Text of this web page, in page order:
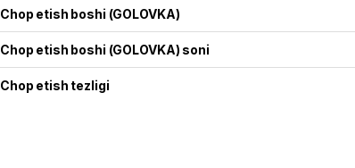
Chop etish boshi (GOLOVKA)
Chop etish boshi (GOLOVKA) soni
Chop etish tezligi